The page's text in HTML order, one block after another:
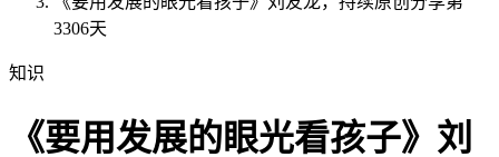
3306天
知识
《要用发展的眼光看孩子》刘